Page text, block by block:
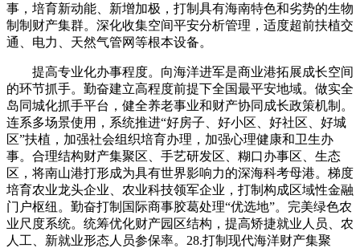
事，培育新动能、新增加极，打制具有海南特色和劣势的生物
制制财产集群。深化收集空间平安分析管理，适度超前扶植交
通、电力、天然气管网等根本设备。
提高专业化办事程度。向海洋进军是商业港拓展成长空间
的环节抓手。勤奋建立高程度前提下全国最平安地域。做实全
岛同城化抓手平台，健全养老事业和财产协同成长政策机制。
连系多场景使用，系统推进“好房子、好小区、好社区、好城
区”扶植，加强社会组织培育办理，加强心理健康和卫生办
事。合理结构财产集聚区、手艺研发区、糊口办事区、生态
区，将南山港打形成为具有世界影响力的深海科考母港。梯度
培育农业龙头企业、农业科技领军企业，打制构成区域性金融
门户枢纽。勤奋打制国际商事胶葛处理“优选地”。完美绿色农
业尺度系统。统筹优化财产园区结构，提高矫捷就业人员、农
人工、新就业形态人员参保率。28.打制现代海洋财产集聚